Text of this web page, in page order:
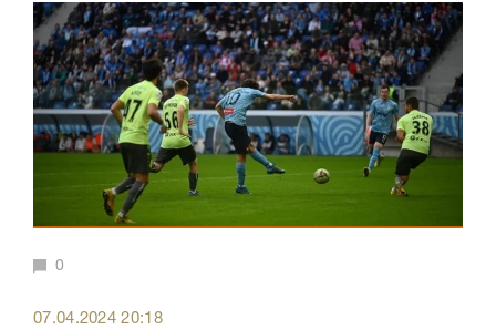
0
07.04.2024 20:18